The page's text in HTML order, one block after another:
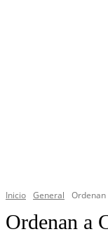
Inicio General
Ordenan a